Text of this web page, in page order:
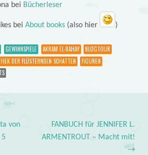
bei Bücherleser
bei About books(also hier )
GEWINNSPIELE AKRAM EL-BAHAY
BLOGTOUR
DER FLÜSTERNDEN SCHATTEN
FIGUREN
von
5
FANBUCH für JENNIFER L.
ARMENTROUT – Macht mit!
→